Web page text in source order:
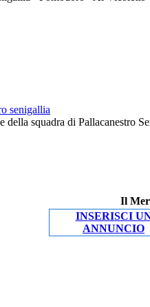
senigallia
della squadra di Pallacanestro
Il
INSERISCI
ANNUNCIO